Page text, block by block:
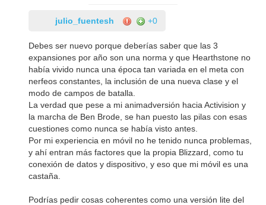
julio_fuentesh +0
Debes ser nuevo porque deberías saber que las 3
expansiones por año son una norma y que Hearthstone no
había vivido nunca una época tan variada en el meta con
nerfeos constantes, la inclusión de una nueva clase y el
modo de campos de batalla.
La verdad que pese a mi animadversión hacia Activision y
la marcha de Ben Brode, se han puesto las pilas con esas
cuestiones como nunca se había visto antes.
Por mi experiencia en móvil no he tenido nunca problemas,
y ahí entran más factores que la propia Blizzard, como tu
conexión de datos y dispositivo, y eso que mi móvil es una
castaña.
Podrías pedir cosas coherentes como una versión lite del